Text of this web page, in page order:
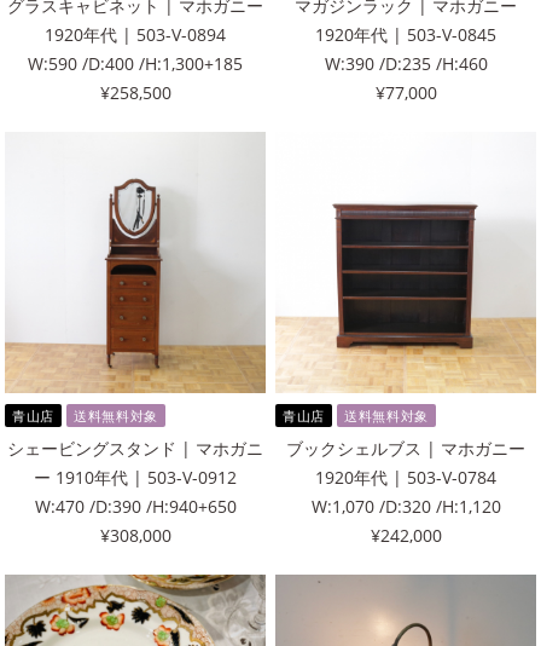
グラスキャビネット | マホガニー
1920年代 | 503-V-0894
W:590 /D:400 /H:1,300+185
¥258,500
マガジンラック | マホガニー
1920年代 | 503-V-0845
W:390 /D:235 /H:460
¥77,000
青山店 送料無料対象
シェービングスタンド | マホガニ
ー 1910年代 | 503-V-0912
W:470 /D:390 /H:940+650
¥308,000
青山店 送料無料対象
ブックシェルブス | マホガニー
1920年代 | 503-V-0784
W:1,070 /D:320 /H:1,120
¥242,000